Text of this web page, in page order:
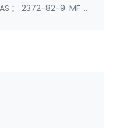
：2372-82-9 MF：